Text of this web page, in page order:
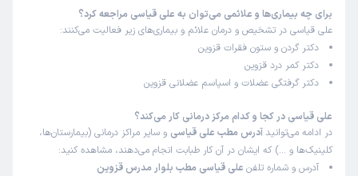
برای چه بیماری‌ها و علائمی می‌توان به علی قیاسی مراجعه کرد؟
علی قیاسی در تشخیص و درمان علائم و بیماری‌های زیر فعالیت می‌کنند:
دکتر گردن و ستون فقرات قزوین
دکتر کمر درد قزوین
دکتر گرفتگی عضلات و اسپاسم عضلانی قزوین
علی قیاسی در کجا و کدام مرکز درمانی کار می‌کند؟
در ادامه می‌توانید آدرس مطب علی قیاسی و سایر مراکز درمانی (بیمارستان‌ها،
کلینیک‌ها و …) که ایشان در آن کار طبابت انجام می‌دهند، مشاهده کنید:
آدرس و شماره تلفن علی قیاسی مطب بلوار مدرس قزوین